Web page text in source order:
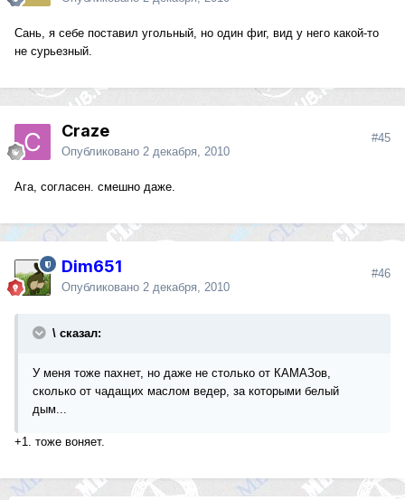
Сань, я себе поставил угольный, но один фиг, вид у него какой-то
не сурьезный.
Craze
Опубликовано 2 декабря, 2010
#45
Ага, согласен. смешно даже.
Dim651
Опубликовано 2 декабря, 2010
#46
\ сказал:
У меня тоже пахнет, но даже не столько от КАМАЗов,
сколько от чадащих маслом ведер, за которыми белый
дым...
+1. тоже воняет.